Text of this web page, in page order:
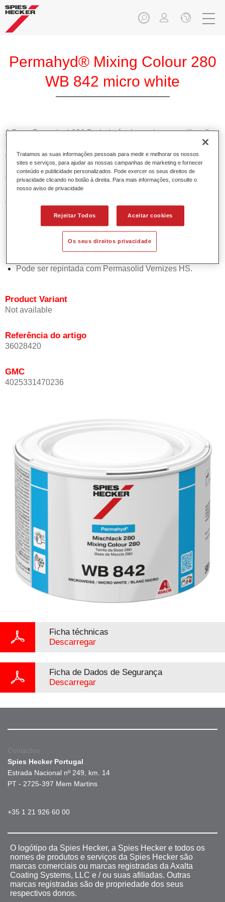
Permahyd® Mixing Colour 280
WB 842 micro white
A Base Permahyd 280 Perlado é adequada para utilização
com Permahyd Base Bicamada Nacarada 285, um sistema
de base bicamada aquosa de alta qualidade. Está baseada
numa tecnologia especial de dispersão de poliuretano para
cores sólidas e de efeitos.
Características do produto
Permite uma aplicação simples e rápida numa operação
de 1.5 demãos.
Oferece boa estabilidade vertical.
Pode ser repintada com Permasolid Vernizes HS.
Product Variant
Not available
Referência do artigo
36028420
GMC
4025331470236
Ficha téchnicas
Descarregar
Ficha de Dados de Segurança
Descarregar
Contactos
Spies Hecker Portugal
Estrada Nacional nº 249, km. 14
PT - 2725-397 Mem Martins
+35 1 21 926 60 00
O logótipo da Spies Hecker, a Spies Hecker e todos os
nomes de produtos e serviços da Spies Hecker são
marcas comerciais ou marcas registradas da Axalta
Coating Systems, LLC e / ou suas afiliadas. Outras
marcas registradas são de propriedade dos seus
respectivos donos.
Tratamos as suas informações pessoais para medir e melhorar os nossos
sites e serviços, para ajudar as nossas campanhas de marketing e fornecer
conteúdo e publicidade personalizados. Pode exercer os seus direitos de
privacidade clicando no botão à direita. Para mais informações, consulte o
nosso aviso de privacidade
Rejeitar Todos Aceitar cookies
Os seus direitos privacidade